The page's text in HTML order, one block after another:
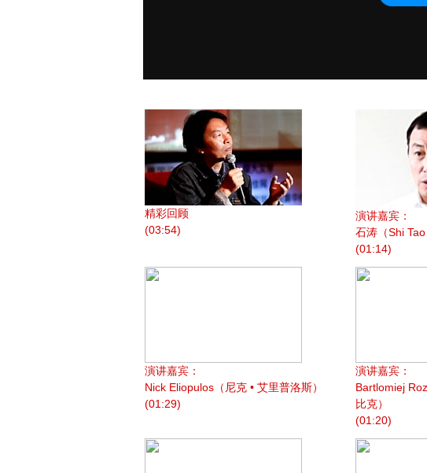
精彩回顾
(03:54)
演讲嘉宾：
石涛（Shi Tao
(01:14)
演讲嘉宾：
Nick Eliopulos（尼克 • 艾里普洛斯）
(01:29)
演讲嘉宾：
Bartlomiej
比克）
(01:20)